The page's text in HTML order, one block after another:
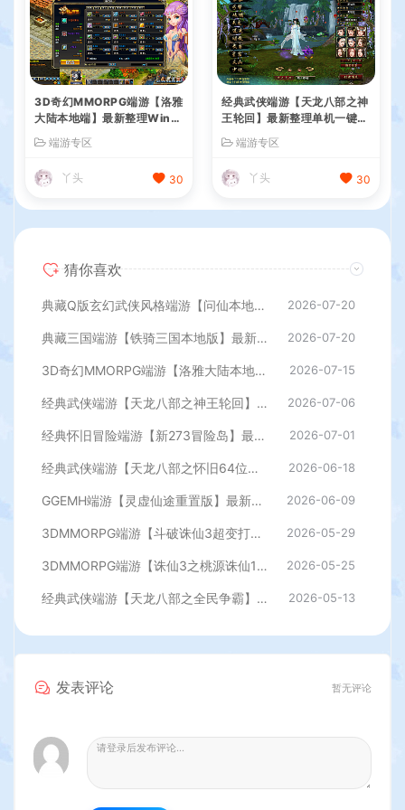
3D奇幻MMORPG端游【洛雅
大陆本地端】最新整理Win一
键服务端+PC客户端+GM工
具+详细搭建教程
端游专区
丫头 30
经典武侠端游【天龙八部之神
王轮回】最新整理单机一键即
玩镜像端+Linux手工服务端+
PC客户端+GM工具+详细搭
建教程
端游专区
丫头 30
猜你喜欢
典藏Q版玄幻武侠风格端游【问仙本地版】最新整理Win系服务端+PC客户端+GM指令+详细搭建教程 2026-07-20
典藏三国端游【铁骑三国本地版】最新整理Win系服务端+PC客户端+详细搭建教程+GM命令教程 2026-07-20
3D奇幻MMORPG端游【洛雅大陆本地端】最新整理Win一键服务端+PC客户端+GM工具+详细搭建教程 2026-07-15
经典武侠端游【天龙八部之神王轮回】最新整理单机一键即玩镜像端+Linux手工服务端+PC客户端+GM工具+详细搭建教程 2026-07-06
经典怀旧冒险端游【新273冒险岛】最新整理Linux手工端+PC客户端+登录器+管理后台+网页注册+详细搭建教程 2026-07-01
经典武侠端游【天龙八部之怀旧64位源端洛洛1.9】最新整理单机一键即玩镜像端+Linux手工服务端+PC客户端+GM工具+网页注册+详细搭建教程 2026-06-18
GGEMH端游【灵虚仙途重置版】最新整理WIN系服务端+PC客户端+网关+内置GM+详细搭建教程+全套源码 2026-06-09
3DMMORPG端游【斗破诛仙3超变打金18职业精修版】最新整理单机一键即玩镜像端+Linux手工服务端+GM工具+网页注册+PC客户端+详细搭建教程 2026-05-29
3DMMORPG端游【诛仙3之桃源诛仙18职业精修版】最新整理单机一键即玩镜像端+Linux手工服务端+GM工具+网页注册+PC客户端+详细搭建教程 2026-05-25
经典武侠端游【天龙八部之全民争霸】最新整理单机一键即玩镜像端+Linux手工服务端+PC客户端+GM工具+详细搭建教程 2026-05-13
发表评论 暂无评论